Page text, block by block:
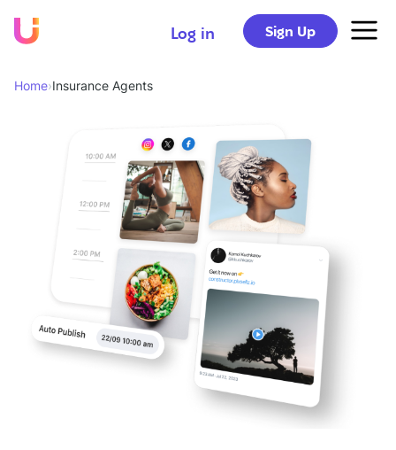
Log in Sign Up
Home›Insurance Agents